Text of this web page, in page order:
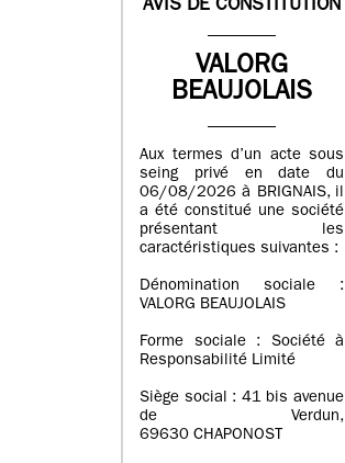
AVIS DE CONSTITUTION
VALORG
BEAUJOLAIS
Aux termes d’un acte sous
seing privé en date du
06/08/2026 à BRIGNAIS, il
a été constitué une société
présentant les
caractéristiques suivantes :
Dénomination sociale :
VALORG BEAUJOLAIS
Forme sociale : Société à
Responsabilité Limité
Siège social : 41 bis avenue
de Verdun,
69630 CHAPONOST